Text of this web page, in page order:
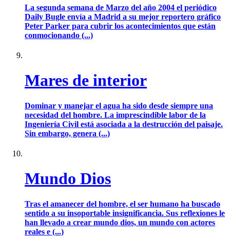
La segunda semana de Marzo del año 2004 el periódico
Daily Bugle envía a Madrid a su mejor reportero gráfico
Peter Parker para cubrir los acontecimientos que están
conmocionando (...)
Mares de interior
Dominar y manejar el agua ha sido desde siempre una
necesidad del hombre. La imprescindible labor de la
Ingeniería Civil está asociada a la destrucción del paisaje.
Sin embargo, genera (...)
Mundo Dios
Tras el amanecer del hombre, el ser humano ha buscado
sentido a su insoportable insignificancia. Sus reflexiones le
han llevado a crear mundo dios, un mundo con actores
reales e (...)